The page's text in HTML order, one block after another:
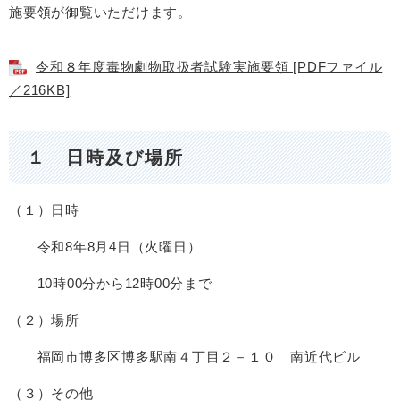
施要領が御覧いただけます。
令和８年度毒物劇物取扱者試験実施要領 [PDFファイル
／216KB]
１ 日時及び場所
（１）日時
令和8年8月4日（火曜日）
10時00分から12時00分まで
（２）場所
福岡市博多区博多駅南４丁目２－１０ 南近代ビル
（３）その他